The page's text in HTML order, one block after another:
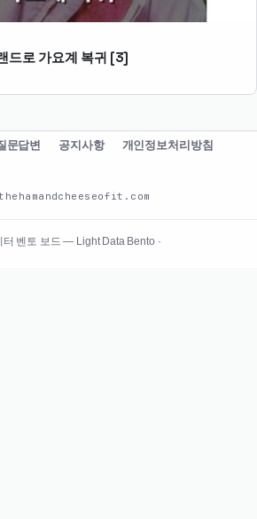
드로 가요계 복귀 [3]
문답변 공지사항
개인정보처리방침
thehamandcheeseofit.com
벤토 보드 — Light Data Bento ·